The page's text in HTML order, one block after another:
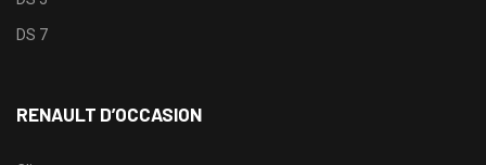
DS 7
RENAULT D’OCCASION